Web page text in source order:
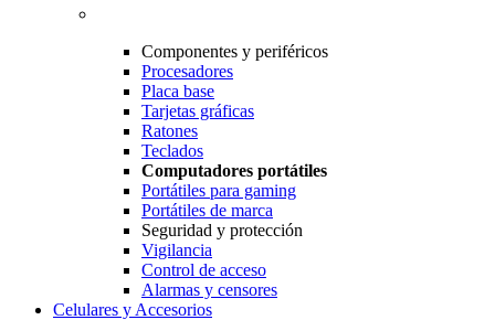
Componentes y periféricos
Procesadores
Placa base
Tarjetas gráficas
Ratones
Teclados
Computadores portátiles
Portátiles para gaming
Portátiles de marca
Seguridad y protección
Vigilancia
Control de acceso
Alarmas y censores
Celulares y Accesorios